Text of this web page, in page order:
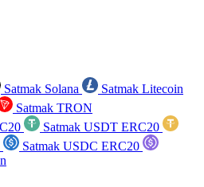
Satmak Solana
Satmak Litecoin
Satmak TRON
Satmak USDT ERC20
Satmak USDC ERC20